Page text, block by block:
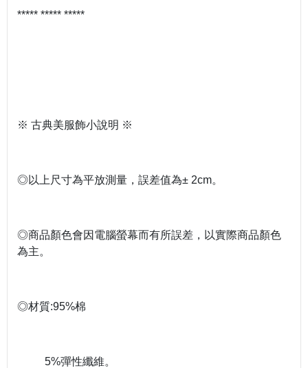
***** ***** *****
※ 古典美服飾小說明 ※
◎以上尺寸為平放測量，誤差值為± 2cm。
◎商品顏色會因電腦螢幕而有所誤差，以實際商品顏色
為主。
◎材質:95%棉
5%彈性纖維。